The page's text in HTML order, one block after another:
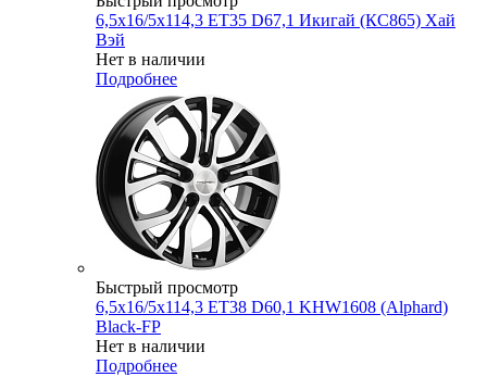
6,5x16/5x114,3 ET35 D67,1 Икигай (КС865) Хай
Вэй
Нет в наличии
Подробнее
Быстрый просмотр
6,5x16/5x114,3 ET38 D60,1 KHW1608 (Alphard)
Black-FP
Нет в наличии
Подробнее